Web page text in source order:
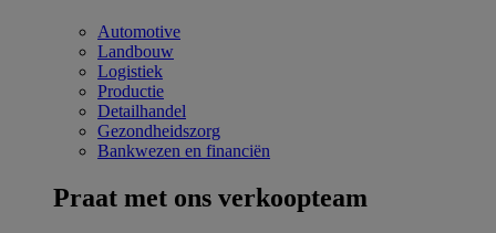
Automotive
Landbouw
Logistiek
Productie
Detailhandel
Gezondheidszorg
Bankwezen en financiën
Praat met ons verkoopteam